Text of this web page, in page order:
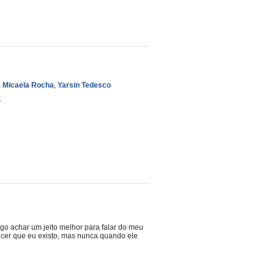
, Micaela Rocha, Yarsin Tedesco
achar um jeito melhor para falar do meu
que eu existo, mas nunca quando ele